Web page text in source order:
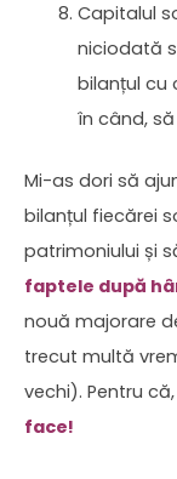
Capitalul
niciodată
bilanțul cu
în când,
Mi-as dori să
bilanțul fiecărei
patrimoniului și
faptele după
nouă majorare
trecut multă
vechi). Pentru
face!